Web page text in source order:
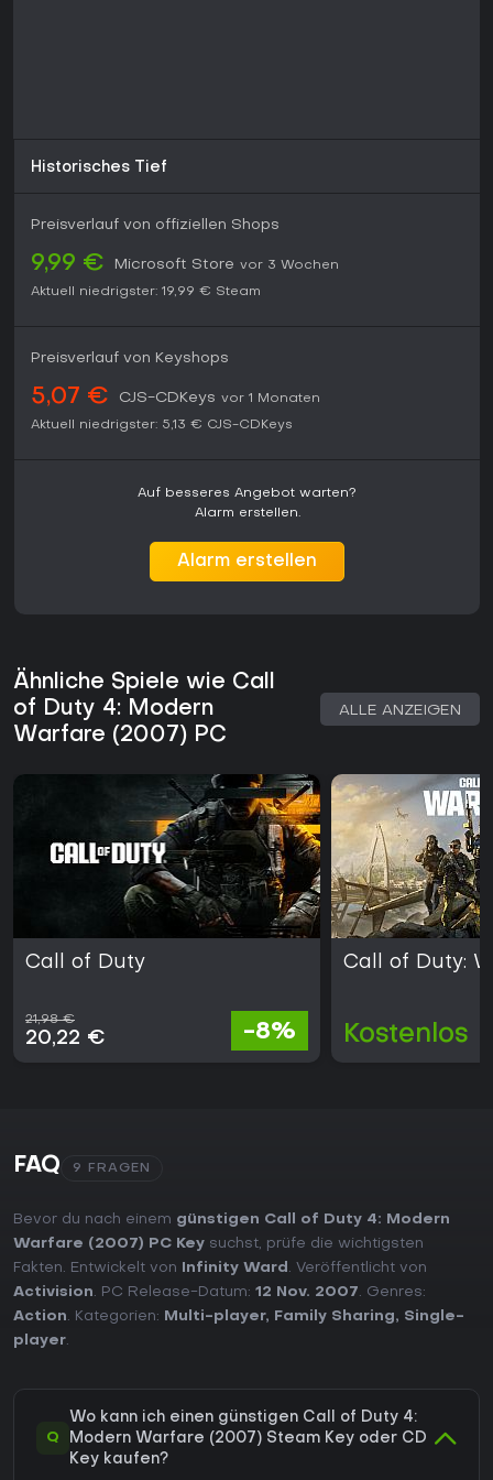
Historisches Tief
Preisverlauf von offiziellen Shops
9,99 € Microsoft Store vor 3 Wochen
Aktuell niedrigster: 19,99 € Steam
Preisverlauf von Keyshops
5,07 € CJS-CDKeys vor 1 Monaten
Aktuell niedrigster: 5,13 € CJS-CDKeys
Auf besseres Angebot warten?
Alarm erstellen.
Alarm erstellen
Ähnliche Spiele wie Call
of Duty 4: Modern
Warfare (2007) PC
ALLE ANZEIGEN
Call of Duty
21,98 €
20,22 € -8%
Call of Duty:
Kostenlos
FAQ 9 FRAGEN
Bevor du nach einem günstigen Call of Duty 4: Modern
Warfare (2007) PC Key suchst, prüfe die wichtigsten
Fakten. Entwickelt von
Infinity Ward . Veröffentlicht von
Activision. PC Release-Datum: 12 Nov. 2007. Genres:
Action. Kategorien: Multi-player, Family Sharing, Single-
player.
Q
Wo kann ich einen günstigen Call of Duty 4:
Modern Warfare (2007) Steam Key oder CD
Key kaufen?